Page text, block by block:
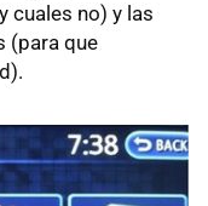
cuales no) y las
(para que